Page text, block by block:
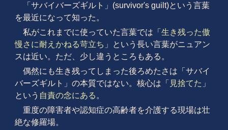
「サバイバーズギルト」(survivor's guilt)という言葉
を最近になって知った。
私がこれまでに使っていた言葉では「 生き残った傲
慢さに耐えかねる苛立ち 」という長い言葉がニュアン
スは近い。ただ、少し違うところもある。
偶然にも生き残ってしまった後ろめたさは「サバイ
バーズギルト」の本質ではない。核心は「 見捨てた 」
という 自責の念にある 。
重度の障害者や認知症の高齢者を介護する現場は壮
絶な修羅場。